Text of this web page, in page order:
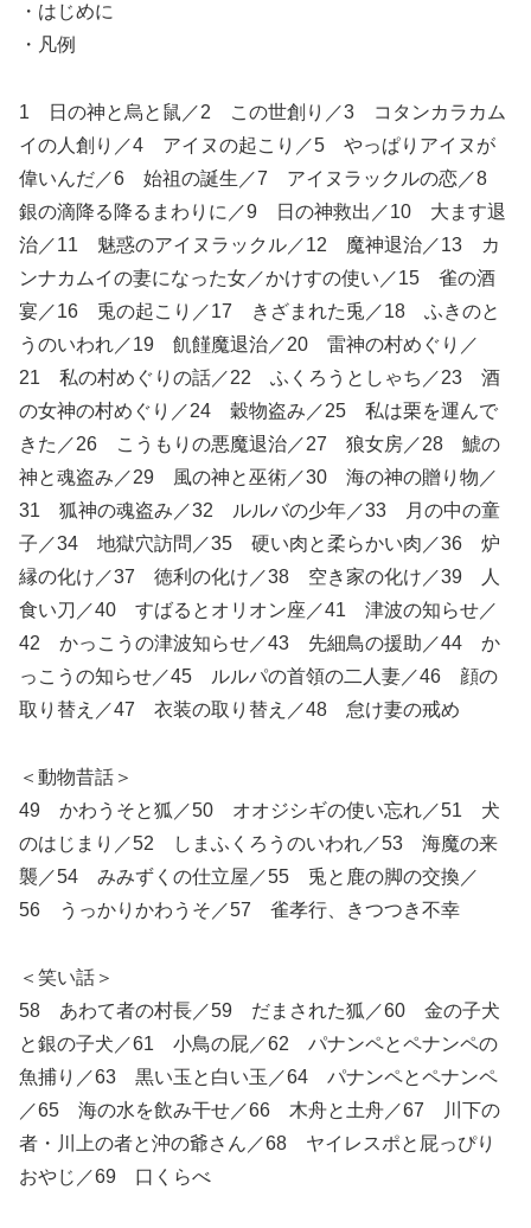
・はじめに
・凡例
1 日の神と烏と鼠／2 この世創り／3 コタンカラカム
イの人創り／4 アイヌの起こり／5 やっぱりアイヌが
偉いんだ／6 始祖の誕生／7 アイヌラックルの恋／8
銀の滴降る降るまわりに／9 日の神救出／10 大ます退
治／11 魅惑のアイヌラックル／12 魔神退治／13 カ
ンナカムイの妻になった女／かけすの使い／15 雀の酒
宴／16 兎の起こり／17 きざまれた兎／18 ふきのと
うのいわれ／19 飢饉魔退治／20 雷神の村めぐり／
21 私の村めぐりの話／22 ふくろうとしゃち／23 酒
の女神の村めぐり／24 穀物盗み／25 私は栗を運んで
きた／26 こうもりの悪魔退治／27 狼女房／28 鯱の
神と魂盗み／29 風の神と巫術／30 海の神の贈り物／
31 狐神の魂盗み／32 ルルバの少年／33 月の中の童
子／34 地獄穴訪問／35 硬い肉と柔らかい肉／36 炉
縁の化け／37 徳利の化け／38 空き家の化け／39 人
食い刀／40 すばるとオリオン座／41 津波の知らせ／
42 かっこうの津波知らせ／43 先細鳥の援助／44 か
っこうの知らせ／45 ルルパの首領の二人妻／46 顔の
取り替え／47 衣装の取り替え／48 怠け妻の戒め
＜動物昔話＞
49 かわうそと狐／50 オオジシギの使い忘れ／51 犬
のはじまり／52 しまふくろうのいわれ／53 海魔の来
襲／54 みみずくの仕立屋／55 兎と鹿の脚の交換／
56 うっかりかわうそ／57 雀孝行、きつつき不幸
＜笑い話＞
58 あわて者の村長／59 だまされた狐／60 金の子犬
と銀の子犬／61 小鳥の屁／62 パナンペとペナンペの
魚捕り／63 黒い玉と白い玉／64 パナンペとペナンペ
／65 海の水を飲み干せ／66 木舟と土舟／67 川下の
者・川上の者と沖の爺さん／68 ヤイレスポと屁っぴり
おやじ／69 口くらべ